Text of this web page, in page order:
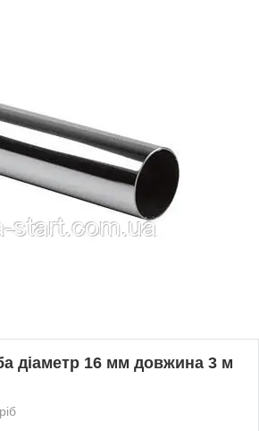
діаметр 16 мм довжина 3 м